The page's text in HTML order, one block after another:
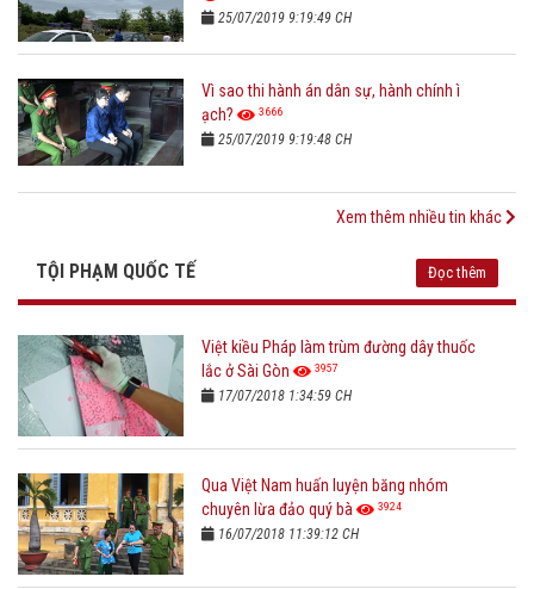
25/07/2019 9:19:49 CH
Vì sao thi hành án dân sự, hành chính ì
ạch?
3666
25/07/2019 9:19:48 CH
Xem thêm nhiều tin khác
TỘI PHẠM QUỐC TẾ Đọc thêm
Việt kiều Pháp làm trùm đường dây thuốc
lắc ở Sài Gòn
3957
17/07/2018 1:34:59 CH
Qua Việt Nam huấn luyện băng nhóm
chuyên lừa đảo quý bà
3924
16/07/2018 11:39:12 CH